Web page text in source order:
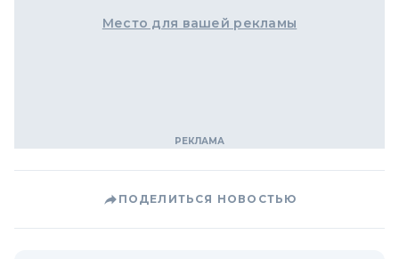
Место для вашей рекламы
ПОДЕЛИТЬСЯ НОВОСТЬЮ